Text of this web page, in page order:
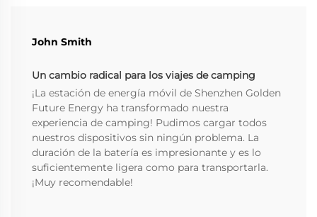
John Smith
Un cambio radical para los viajes de camping
¡La estación de energía móvil de Shenzhen Golden
Future Energy ha transformado nuestra
experiencia de camping! Pudimos cargar todos
nuestros dispositivos sin ningún problema. La
duración de la batería es impresionante y es lo
suficientemente ligera como para transportarla.
¡Muy recomendable!